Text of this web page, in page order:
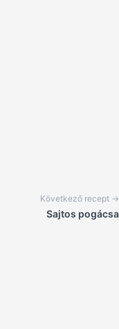
Következő recept →
Sajtos pogácsa